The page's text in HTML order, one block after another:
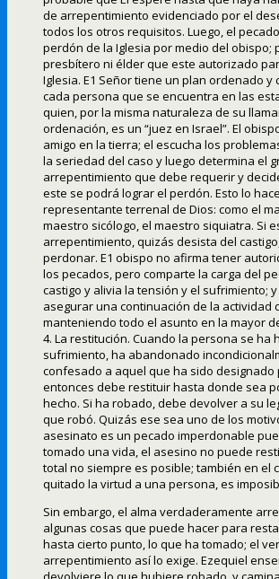
de arrepentimiento evidenciado por el
todos los otros requisitos. Luego, el
perdón de la Iglesia por medio del obispo;
presbítero ni élder que este autorizado
Iglesia. E1 Señor tiene un plan ordenado y
cada persona que se encuentra en las
quien, por la misma naturaleza de su
ordenación, es un “juez en Israel”. El
amigo en la tierra; el escucha los
la seriedad del caso y luego determina el
arrepentimiento que debe requerir y
este se podrá lograr el perdón. Esto lo
representante terrenal de Dios: como el
maestro sicólogo, el maestro siquiatra. Si
arrepentimiento, quizás desista del
perdonar. E1 obispo no afirma tener
los pecados, pero comparte la carga del
castigo y alivia la tensión y el sufrimiento;
asegurar una continuación de la actividad
manteniendo todo el asunto en la mayor
4. La restitución. Cuando la persona se ha
sufrimiento, ha abandonado
confesado a aquel que ha sido designado
entonces debe restituir hasta donde sea
hecho. Si ha robado, debe devolver a su
que robó. Quizás ese sea uno de los
asesinato es un pecado imperdonable
tomado una vida, el asesino no puede
total no siempre es posible; también en el
quitado la virtud a una persona, es
Sin embargo, el alma verdaderamente
algunas cosas que puede hacer para
hasta cierto punto, lo que ha tomado; el
arrepentimiento así lo exige. Ezequiel